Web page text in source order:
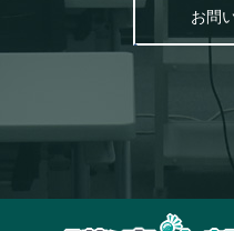
お問